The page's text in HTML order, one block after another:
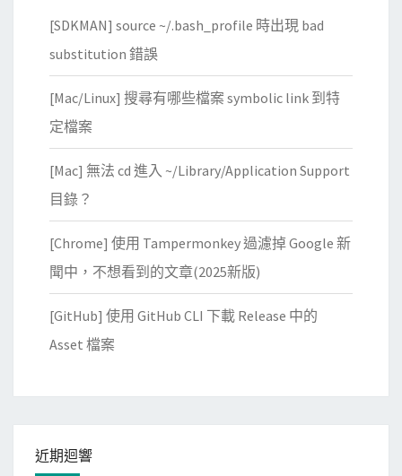
[SDKMAN] source ~/.bash_profile 時出現 bad
substitution 錯誤
[Mac/Linux] 搜尋有哪些檔案 symbolic link 到特
定檔案
[Mac] 無法 cd 進入 ~/Library/Application Support
目錄？
[Chrome] 使用 Tampermonkey 過濾掉 Google 新
聞中，不想看到的文章(2025新版)
[GitHub] 使用 GitHub CLI 下載 Release 中的
Asset 檔案
近期迴響